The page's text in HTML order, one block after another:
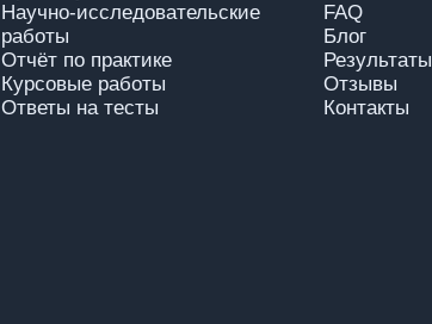
Научно-исследовательские
работы
Отчёт по практике
Курсовые работы
Ответы на тесты
FAQ
Блог
Результаты
Отзывы
Контакты